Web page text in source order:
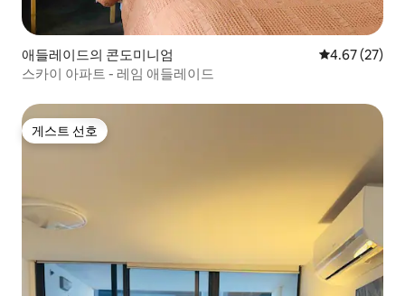
애들레이드의 콘도미니엄 평점 4.67점(5
4.67 (27)
스카이 아파트 - 레임 애들레이드
게스트 선호
게스트 선호